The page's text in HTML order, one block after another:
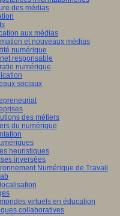
des médias
aux médias
et nouveaux médias
numérique
responsable
numérique
sociaux
des métiers
du numérique
heuristiques
inversées
Numérique de Travail
virtuels en éducation
collaboratives